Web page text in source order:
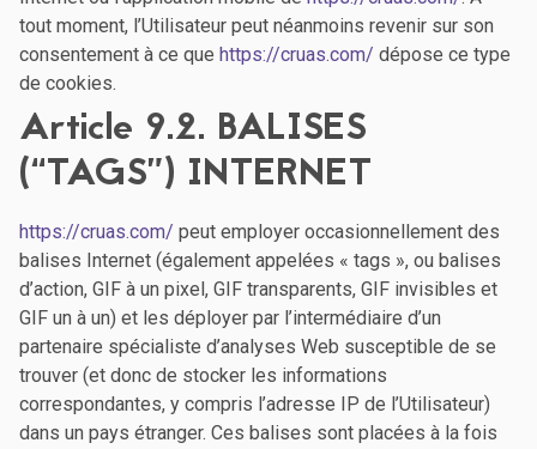
tout moment, l’Utilisateur peut néanmoins revenir sur son
consentement à ce que https://cruas.com/ dépose ce type
de cookies.
Article 9.2. BALISES
(“TAGS”) INTERNET
https://cruas.com/ peut employer occasionnellement des
balises Internet (également appelées « tags », ou balises
d’action, GIF à un pixel, GIF transparents, GIF invisibles et
GIF un à un) et les déployer par l’intermédiaire d’un
partenaire spécialiste d’analyses Web susceptible de se
trouver (et donc de stocker les informations
correspondantes, y compris l’adresse IP de l’Utilisateur)
dans un pays étranger. Ces balises sont placées à la fois